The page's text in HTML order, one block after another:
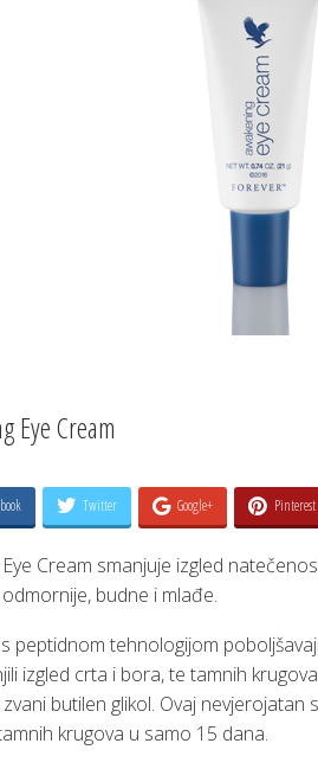
Eye Cream
Twitter Google+ Pinterest
Cream smanjuje izgled
budne i mlađe.
peptidnom tehnologijom
izgled crta i bora, te tamnih
butilen glikol. Ovaj
krugova u samo 15 dana.